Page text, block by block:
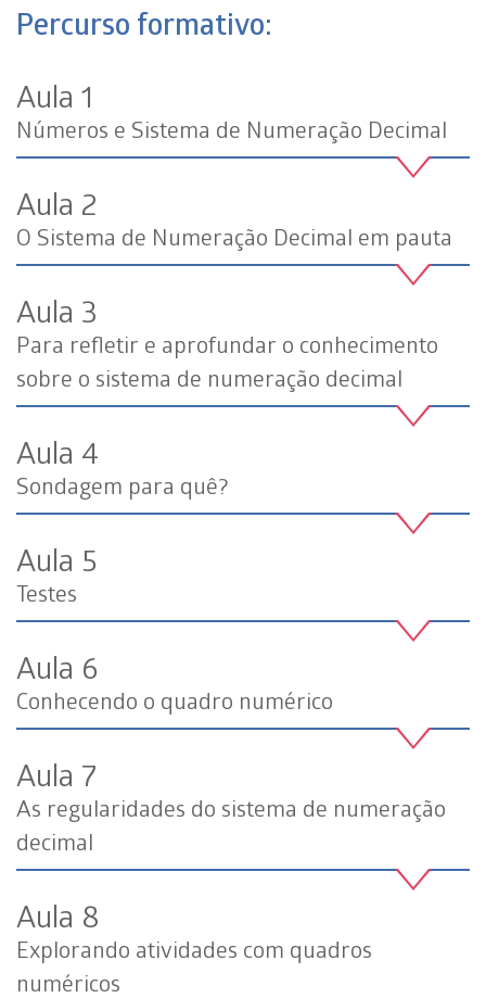
Percurso formativo:
Aula 1
Números e Sistema de Numeração Decimal
Aula 2
O Sistema de Numeração Decimal em pauta
Aula 3
Para refletir e aprofundar o conhecimento
sobre o sistema de numeração decimal
Aula 4
Sondagem para quê?
Aula 5
Testes
Aula 6
Conhecendo o quadro numérico
Aula 7
As regularidades do sistema de numeração
decimal
Aula 8
Explorando atividades com quadros
numéricos